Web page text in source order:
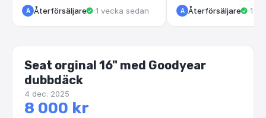
A Återförsäljare ·1 vecka sedan A Återförsäljare ·1
Seat orginal 16" med Goodyear
dubbdäck
4 dec. 2025
8 000 kr